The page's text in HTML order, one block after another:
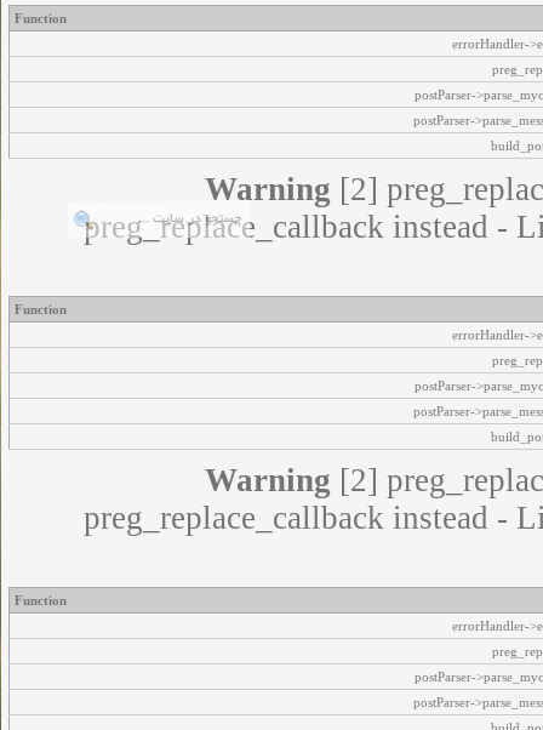
Function
errorHandler-
postParser-
postParser-
Warning [2]
preg_replace_callback instead -
Function
errorHandler-
postParser-
postParser-
Warning [2]
preg_replace_callback instead -
Function
errorHandler-
postParser-
postParser-